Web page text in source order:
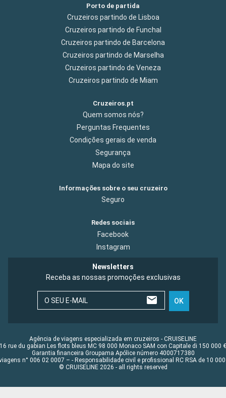
Porto de partida
Cruzeiros partindo de Lisboa
Cruzeiros partindo de Funchal
Cruzeiros partindo de Barcelona
Cruzeiros partindo de Marselha
Cruzeiros partindo de Veneza
Cruzeiros partindo de Miam
Cruzeiros.pt
Quem somos nós?
Perguntas Frequentes
Condições gerais de venda
Segurança
Mapa do site
Informações sobre o seu cruzeiro
Seguro
Redes sociais
Facebook
Instagram
Newsletters
Receba as nossas promoções exclusivas
O SEU E-MAIL OK
Agência de viagens especializada em cruzeiros - CRUISELINE
16 rue du gabian Les flots bleus MC 98 000 Monaco SAM con Capitale di 150 000 €
Garantia financeira Groupama Apólice número 4000717380
n° 006 02 0007 – - Responsabilidade civil e profissional RC RSA de 10 000
© CRUISELINE 2026 - all rights reserved